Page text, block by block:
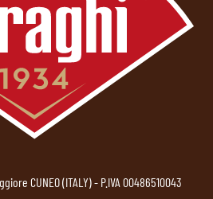
CUNEO (ITALY) - P.IVA 00486510043